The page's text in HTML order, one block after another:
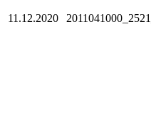
11.12.2020